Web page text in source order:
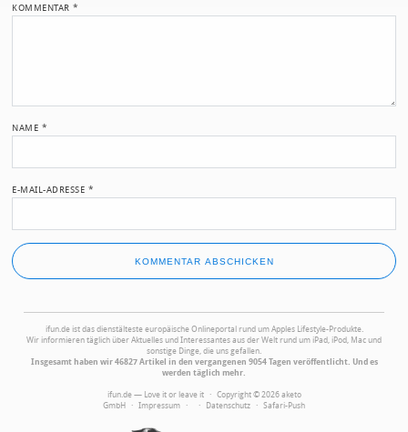
KOMMENTAR*
NAME *
E-MAIL-ADRESSE *
ifun.de ist das dienstälteste europäische Onlineportal rund um Apples Lifestyle-Produkte.
Wir informieren täglich über Aktuelles und Interessantes aus der Welt rund um iPad, iPod, Mac und
sonstige Dinge, die uns gefallen.
Insgesamt haben wir 46827 Artikel in den vergangenen 9054 Tagen veröffentlicht. Und es
werden täglich mehr.
ifun.de — Love it or leave it · Copyright © 2026 aketo
GmbH · Impressum · · Datenschutz · Safari-Push